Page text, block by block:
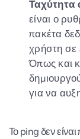
Ταχύτητα
είναι ο
πακέτα
χρήστη σε
Όπως και
για να
Το ping δεν